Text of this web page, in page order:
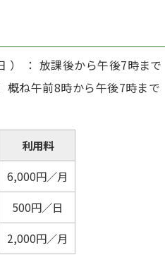
） ： 放課後から午後7時まで
概ね午前8時から午後7時まで
利用料
6,000円／月
500円／日
2,000円／月